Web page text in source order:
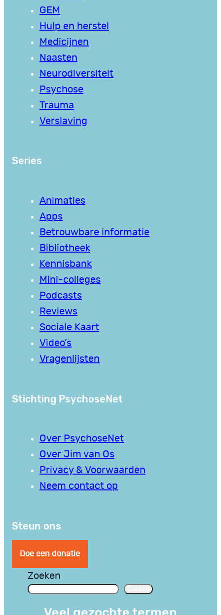
GEM
Hulp en herstel
Medicijnen
Naasten
Neurodiversiteit
Psychose
Trauma
Verslaving
Series
Animaties
Apps
Betrouwbare informatie
Bibliotheek
Kennisbank
Mini-colleges
Podcasts
Reviews
Sociale Kaart
Video’s
Vragenlijsten
Stichting PsychoseNet
Over PsychoseNet
Over Jim van Os
Privacy & Voorwaarden
Neem contact op
Steun ons
Doe een donatie
Zoeken